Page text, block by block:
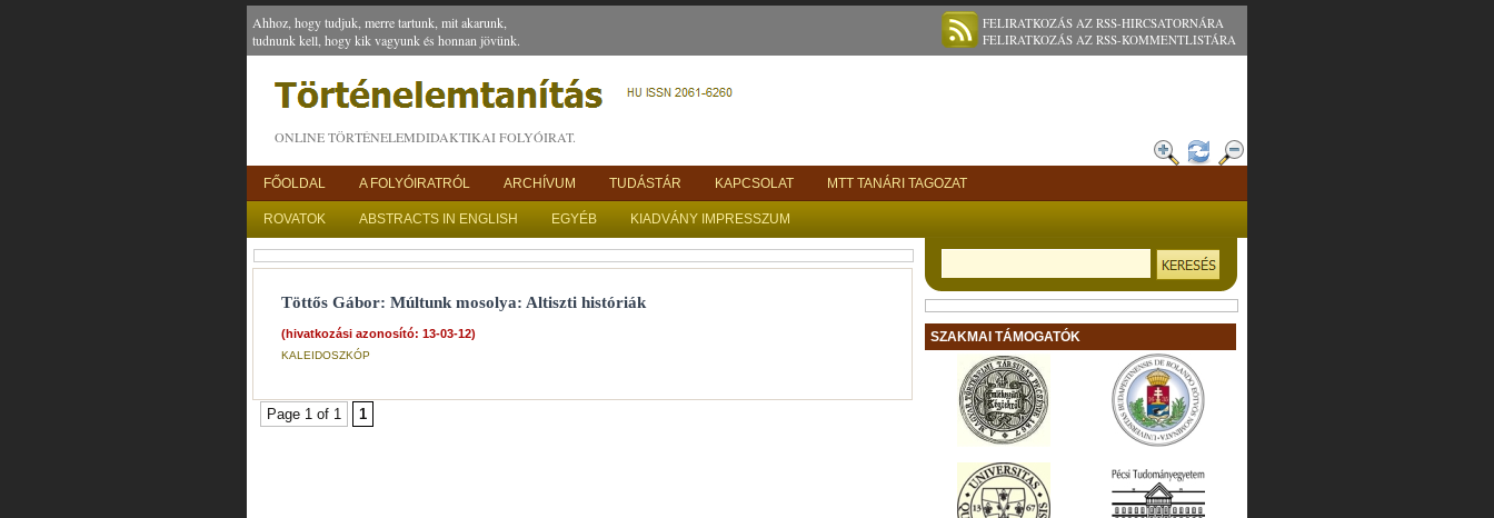
Ahhoz, hogy tudjuk, merre tartunk, mit akarunk,
tudnunk kell, hogy kik vagyunk és honnan jövünk.
FELIRATKOZÁS AZ RSS-HIRCSATORNÁRA
FELIRATKOZÁS AZ RSS-KOMMENTLISTÁRA
ONLINE TÖRTÉNELEMDIDAKTIKAI FOLYÓIRAT.
FŐOLDAL A FOLYÓIRATRÓL ARCHÍVUM TUDÁSTÁR KAPCSOLAT MTT TANÁRI TAGOZAT
ROVATOK ABSTRACTS IN ENGLISH EGYÉB KIADVÁNY IMPRESSZUM
Töttős Gábor: Múltunk mosolya: Altiszti históriák
(hivatkozási azonosító: 13-03-12)
KALEIDOSZKÓP
Page 1 of 1 1
SZAKMAI TÁMOGATÓK